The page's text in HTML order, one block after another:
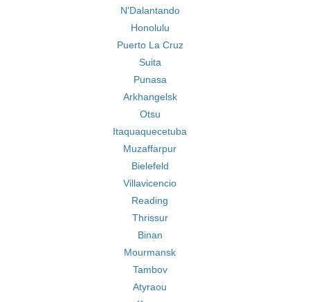
N'Dalantando
Honolulu
Puerto La Cruz
Suita
Punasa
Arkhangelsk
Otsu
Itaquaquecetuba
Muzaffarpur
Bielefeld
Villavicencio
Reading
Thrissur
Binan
Mourmansk
Tambov
Atyraou